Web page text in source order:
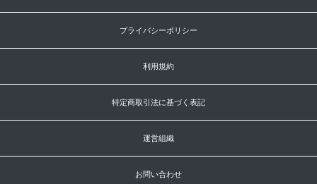
プライバシーポリシー
利用規約
特定商取引法に基づく表記
運営組織
お問い合わせ